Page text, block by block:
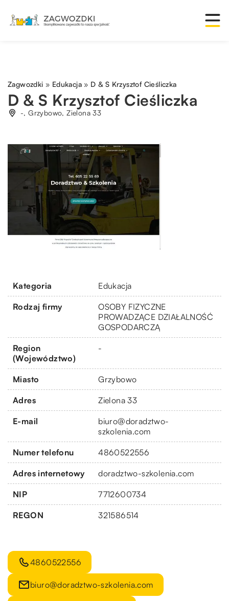
Zagwozdki » Edukacja » D & S Krzysztof Cieśliczka
D & S Krzysztof Cieśliczka
-, Grzybowo, Zielona 33
Kategoria Edukacja
Rodzaj firmy
OSOBY FIZYCZNE
PROWADZĄCE DZIAŁALNOŚĆ
GOSPODARCZĄ
Region
(Województwo)
-
Miasto Grzybowo
Adres Zielona 33
E-mail
biuro@doradztwo-
szkolenia.com
Numer telefonu 4860522556
Adres internetowy doradztwo-szkolenia.com
NIP 7712600734
REGON 321586514
4860522556
biuro@doradztwo-szkolenia.com